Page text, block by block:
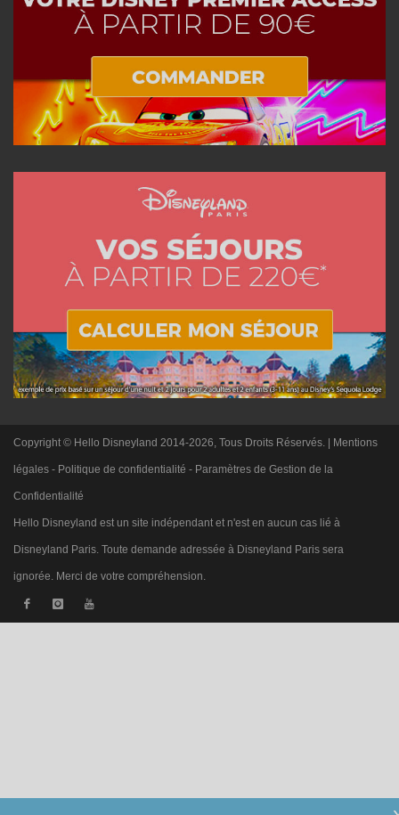
Copyright © Hello Disneyland 2014-2026, Tous Droits Réservés. | Mentions
légales - Politique de confidentialité - Paramètres de Gestion de la
Confidentialité
Hello Disneyland est un site indépendant et n'est en aucun cas lié à
Disneyland Paris. Toute demande adressée à Disneyland Paris sera
ignorée. Merci de votre compréhension.